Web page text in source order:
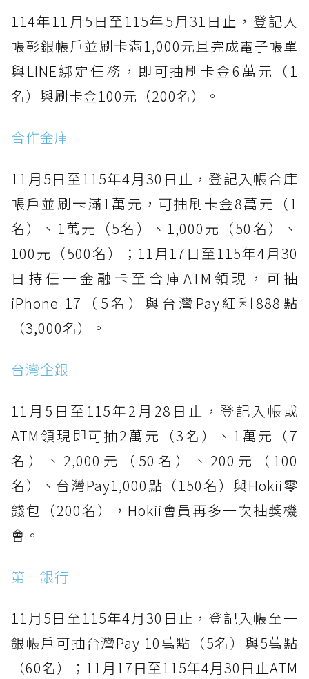
114年11月5日至115年5月31日止，登記入
帳彰銀帳戶並刷卡滿1,000元且完成電子帳單
與LINE綁定任務，即可抽刷卡金6萬元（1
名）與刷卡金100元（200名）。
合作金庫
11月5日至115年4月30日止，登記入帳合庫
帳戶並刷卡滿1萬元，可抽刷卡金8萬元（1
名）、1萬元（5名）、1,000元（50名）、
100元（500名）；11月17日至115年4月30
日持任一金融卡至合庫ATM領現，可抽
iPhone 17（5名）與台灣Pay紅利888點
（3,000名）。
台灣企銀
11月5日至115年2月28日止，登記入帳或
ATM領現即可抽2萬元（3名）、1萬元（7
名）、2,000元（50名）、200元（100
名）、台灣Pay1,000點（150名）與Hokii零
錢包（200名），Hokii會員再多一次抽獎機
會。
第一銀行
11月5日至115年4月30日止，登記入帳至一
銀帳戶可抽台灣Pay 10萬點（5名）與5萬點
（60名）；11月17日至115年4月30日止ATM